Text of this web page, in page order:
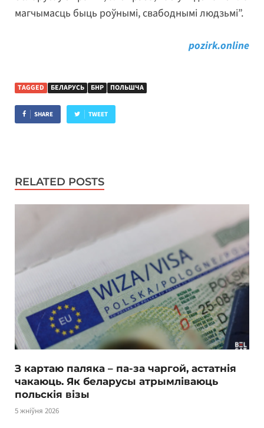
магчымасць быць роўнымі, свабоднымі людзьмі”.
pozirk.online
TAGGED БЕЛАРУСЬ БНР ПОЛЬШЧА
SHARE TWEET
RELATED POSTS
З картаю паляка – па-за чаргой, астатнія
чакаюць. Як беларусы атрымліваюць
польскія візы
5 жніўня 2026